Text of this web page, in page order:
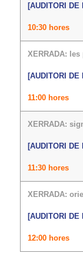
[AUDITORI DE
10:30 hores
XERRADA: les
[AUDITORI DE
11:00 hores
XERRADA:
[AUDITORI DE
11:30 hores
XERRADA:
[AUDITORI DE
12:00 hores